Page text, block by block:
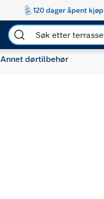
120 dager åpent kjøp
Annet dørtilbehør